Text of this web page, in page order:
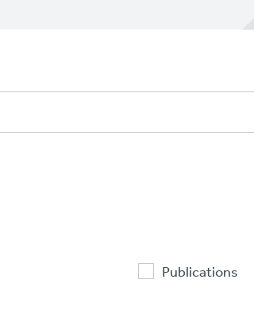
Publications